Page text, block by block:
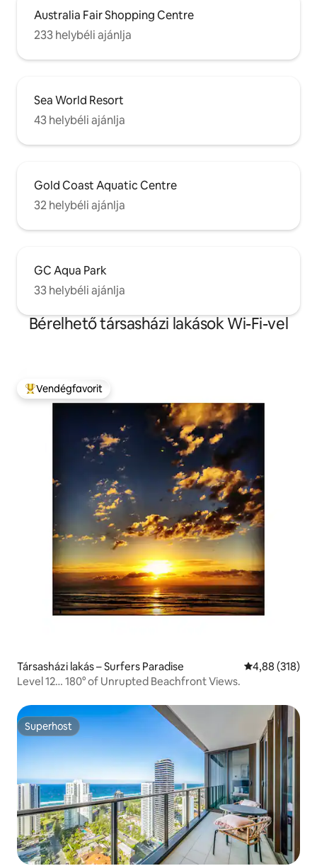
Australia Fair Shopping Centre
233 helybéli ajánlja
Sea World Resort
43 helybéli ajánlja
Gold Coast Aquatic Centre
32 helybéli ajánlja
GC Aqua Park
33 helybéli ajánlja
Bérelhető társasházi lakások Wi-Fi-vel
Kiemelt vendégfavorit
Vendégfavorit
Társasházi lakás – Surfers Paradise Átlagos
4,88 (318)
Level 12… 180° of Unrupted Beachfront Views.
Superhost
Superhost